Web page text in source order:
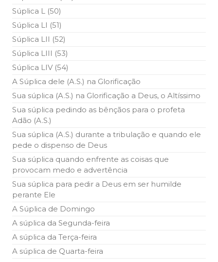
Súplica L (50)
Súplica LI (51)
Súplica LII (52)
Súplica LIII (53)
Súplica LIV (54)
A Súplica dele (A.S.) na Glorificação
Sua súplica (A.S.) na Glorificação a Deus, o Altíssimo
Sua súplica pedindo as bênçãos para o profeta
Adão (A.S.)
Sua súplica (A.S.) durante a tribulação e quando ele
pede o dispenso de Deus
Sua súplica quando enfrente as coisas que
provocam medo e advertência
Sua súplica para pedir a Deus em ser humilde
perante Ele
A Súplica de Domingo
A súplica da Segunda-feira
A súplica da Terça-feira
A súplica de Quarta-feira